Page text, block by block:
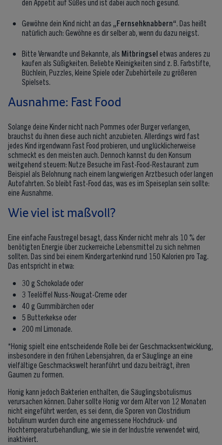
Gewöhne dein Kind nicht an das „Fernsehknabbern“ . Das heißt
natürlich auch: Gewöhne es dir selber ab, wenn du dazu neigst.
Bitte Verwandte und Bekannte, als Mitbringsel etwas anderes zu
kaufen als Süßigkeiten. Beliebte Kleinigkeiten sind z. B. Farbstifte,
Büchlein, Puzzles, kleine Spiele oder Zubehörteile zu größeren
Spielsets.
Ausnahme: Fast Food
Solange deine Kinder nicht nach Pommes oder Burger verlangen,
brauchst du ihnen diese auch nicht anzubieten. Allerdings wird fast
jedes Kind irgendwann Fast Food probieren, und unglücklicherweise
schmeckt es den meisten auch. Dennoch kannst du den Konsum
weitgehend steuern: Nutze Besuche im Fast-Food-Restaurant zum
Beispiel als Belohnung nach einem langwierigen Arztbesuch oder langen
Autofahrten. So bleibt Fast-Food das, was es im Speiseplan sein sollte:
eine Ausnahme.
Wie viel ist maßvoll?
Eine einfache Faustregel besagt, dass Kinder nicht mehr als 10 % der
benötigten Energie über zuckerreiche Lebensmittel zu sich nehmen
sollten. Das sind bei einem Kindergartenkind rund 150 Kalorien pro Tag.
Das entspricht in etwa:
30 g Schokolade oder
3 Teelöffel Nuss-Nougat-Creme oder
40 g Gummibärchen oder
5 Butterkekse oder
200 ml Limonade.
*Honig spielt eine entscheidende Rolle bei der Geschmacksentwicklung,
insbesondere in den frühen Lebensjahren, da er Säuglinge an eine
vielfältige Geschmackswelt heranführt und dazu beiträgt, ihren
Gaumen zu formen.
Honig kann jedoch Bakterien enthalten, die Säuglingsbotulismus
verursachen können. Daher sollte Honig vor dem Alter von 12 Monaten
nicht eingeführt werden, es sei denn, die Sporen von Clostridium
botulinum wurden durch eine angemessene Hochdruck- und
Hochtemperaturbehandlung, wie sie in der Industrie verwendet wird,
inaktiviert.